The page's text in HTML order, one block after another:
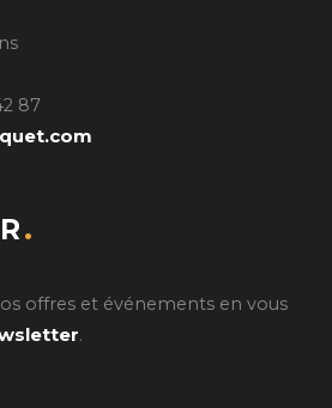
87
offres et événements en vous
.